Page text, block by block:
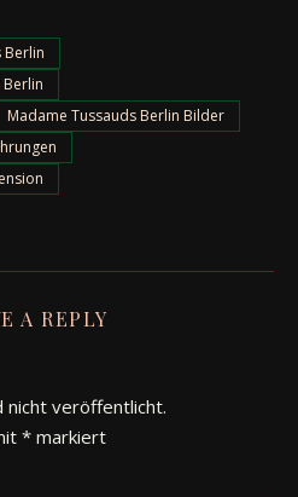
Berlin
Madame Tussauds Berlin Bilder
A REPLY
nicht veröffentlicht.
* markiert